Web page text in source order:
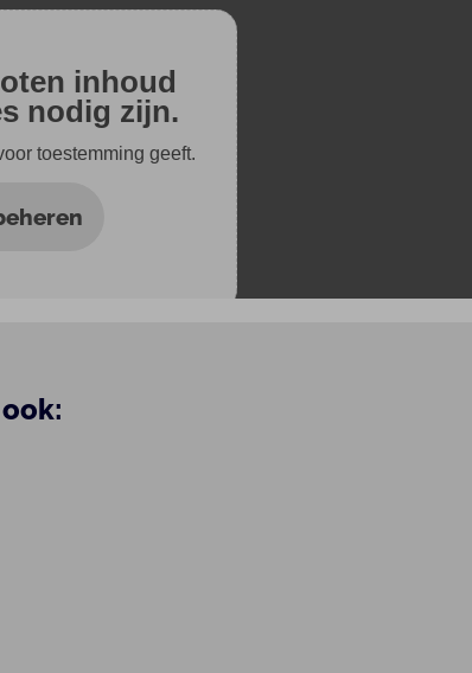
inhoud
nodig zijn.
toestemming geeft.